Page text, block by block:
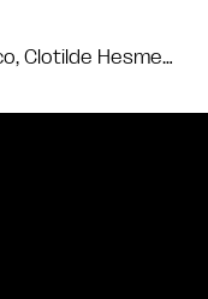
Clotilde Hesme…